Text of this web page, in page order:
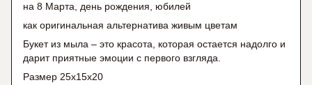
на 8 Марта, день рождения, юбилей
как оригинальная альтернатива живым цветам
Букет из мыла – это красота, которая остается надолго и
дарит приятные эмоции с первого взгляда.
Размер 25х15х20